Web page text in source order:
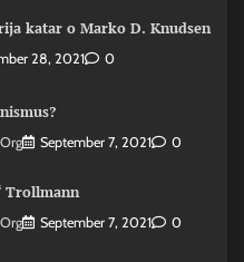
katar o Marko D. Knudsen
28, 2021 0
September 7, 2021 0
Trollmann
September 7, 2021 0